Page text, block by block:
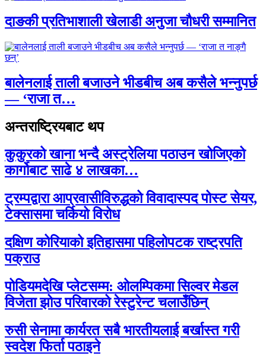
दाङकी प्रतिभाशाली खेलाडी अनुजा चौधरी सम्मानित
बालेनलाई ताली बजाउने भीडबीच अब कसैले भन्नुपर्छ
— ‘राजा त…
अन्तराष्ट्रियबाट थप
कुकुरको खाना भन्दै अस्ट्रेलिया पठाउन खोजिएको
कार्गोबाट साढे ४ लाखका…
ट्रम्पद्वारा आप्रवासीविरुद्धको विवादास्पद पोस्ट सेयर,
टेक्सासमा चर्कियो विरोध
दक्षिण कोरियाको इतिहासमा पहिलोपटक राष्ट्रपति
पक्राउ
पोडियमदेखि प्लेटसम्म: ओलम्पिकमा सिल्वर मेडल
विजेता झोउ परिवारको रेस्टुरेन्ट चलाउँछिन्
रुसी सेनामा कार्यरत सबै भारतीयलाई बर्खास्त गरी
स्वदेश फिर्ता पठाइने